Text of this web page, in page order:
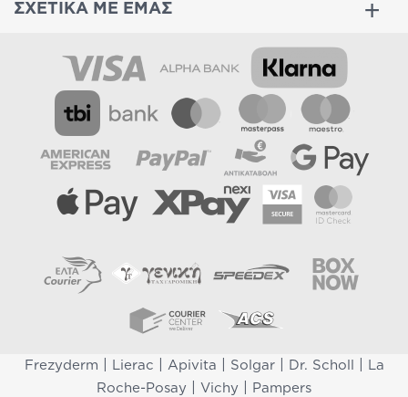
ΣΧΕΤΙΚΑ ΜΕ ΕΜΑΣ
Frezyderm Lierac Apivita Solgar| Dr. Scholl
La
Roche-Posay
Vichy Pampers